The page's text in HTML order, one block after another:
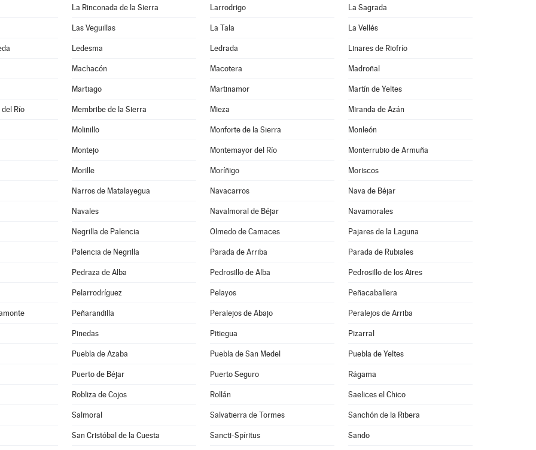
La Rinconada de la Sierra Larrodrigo La Sagrada
Las Veguillas La Tala La Vellés
Ledesma Ledrada Linares de Riofrío
Machacón Macotera Madroñal
Martiago Martinamor Martín de Yeltes
del Río Membribe de la Sierra Mieza Miranda de Azán
Molinillo Monforte de la Sierra Monleón
Montejo Montemayor del Río Monterrubio de Armuña
Morille Moríñigo Moriscos
Narros de Matalayegua Navacarros Nava de Béjar
Navales Navalmoral de Béjar Navamorales
Negrilla de Palencia Olmedo de Camaces Pajares de la Laguna
Palencia de Negrilla Parada de Arriba Parada de Rubiales
Pedraza de Alba Pedrosillo de Alba Pedrosillo de los Aires
Pelarrodríguez Pelayos Peñacaballera
Peñarandilla Peralejos de Abajo Peralejos de Arriba
Pinedas Pitiegua Pizarral
Puebla de Azaba Puebla de San Medel Puebla de Yeltes
Puerto de Béjar Puerto Seguro Rágama
Robliza de Cojos Rollán Saelices el Chico
Salmoral Salvatierra de Tormes Sanchón de la Ribera
San Cristóbal de la Cuesta Sancti-Spíritus Sando